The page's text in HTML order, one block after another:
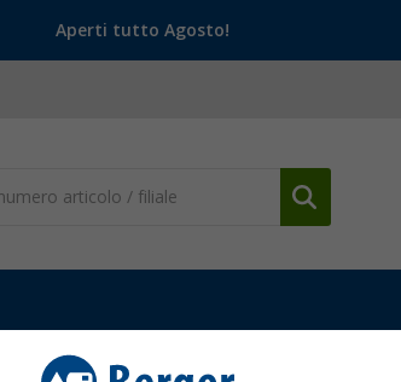
Aperti tutto Agosto!